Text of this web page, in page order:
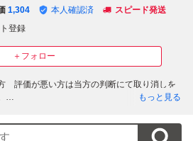
＋フォロー
1,304 本人確認済
スピード発送
登録
　評価が悪い方は当方の判断にて取り消しを
絡をして頂けない方や、商品をすり替えてク
もっと見る